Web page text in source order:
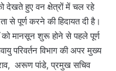
देखते हुए वन क्षेत्रों में चल रहे
से पूर्ण करने की हिदायत दी है।
मानसून शुरू होने से पहले पूर्ण
परिवर्तन विभाग की अपर मुख्य
राव, अरूण पांडे, प्रमुख सचिव